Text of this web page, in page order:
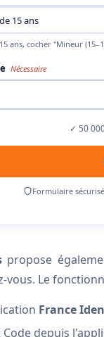
15 ans
ans, cocher "Mineur
Nécessaire
✓ 50
Formulaire
propose
vous. Le
France
depuis